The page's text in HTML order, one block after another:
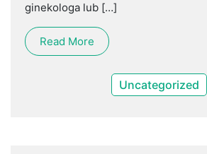
ginekologa lub […]
Read More
Uncategorized